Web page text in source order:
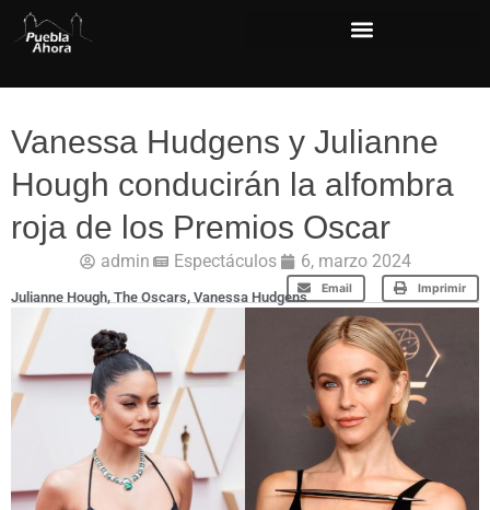
Vanessa Hudgens y Julianne
Hough conducirán la alfombra
roja de los Premios Oscar
admin Espectáculos 6, marzo 2024
Email Imprimir
Julianne Hough, The Oscars, Vanessa Hudgens